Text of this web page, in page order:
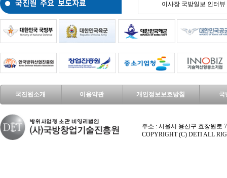
이사장 국방일보 인터뷰
국진원소개 이용약관 개인정보보호방침 국
주소 : 서울시 용산구 효창원로
COPYRIGHT (C) DETI ALL